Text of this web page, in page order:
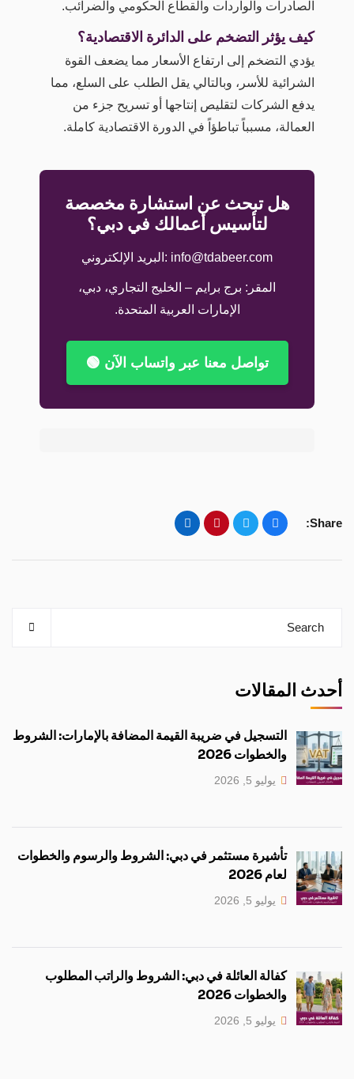
الصادرات والواردات والقطاع الحكومي والضرائب.
كيف يؤثر التضخم على الدائرة الاقتصادية؟
يؤدي التضخم إلى ارتفاع الأسعار مما يضعف القوة
الشرائية للأسر، وبالتالي يقل الطلب على السلع، مما
يدفع الشركات لتقليص إنتاجها أو تسريح جزء من
العمالة، مسبباً تباطؤاً في الدورة الاقتصادية كاملة.
هل تبحث عن استشارة مخصصة
لتأسيس أعمالك في دبي؟
info@tdabeer.com :البريد الإلكتروني
المقر: برج برايم – الخليج التجاري، دبي،
الإمارات العربية المتحدة.
تواصل معنا عبر واتساب الآن 🟢
Share:
أحدث المقالات
التسجيل في ضريبة القيمة المضافة بالإمارات: الشروط
والخطوات 2026
يوليو 5, 2026
تأشيرة مستثمر في دبي: الشروط والرسوم والخطوات
لعام 2026
يوليو 5, 2026
كفالة العائلة في دبي: الشروط والراتب المطلوب
والخطوات 2026
يوليو 5, 2026